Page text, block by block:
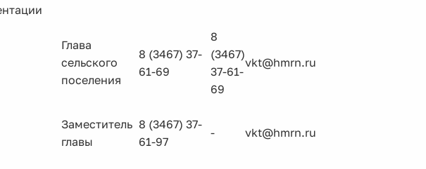
Глава
сельского
поселения
8 (3467) 37-
61-69
8
(3467)
37-61-
69
vkt@hmrn.ru
Заместитель
главы
8 (3467) 37-
61-97
- vkt@hmrn.ru